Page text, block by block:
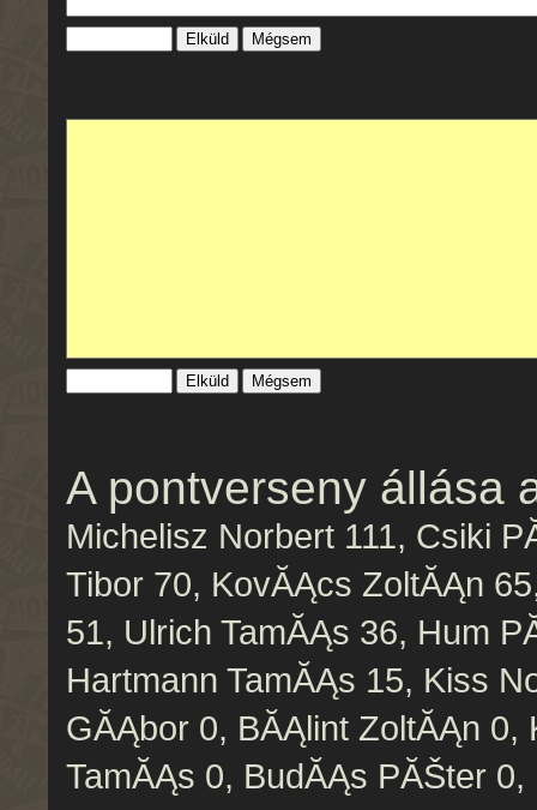
Mégsem
Mégsem
A pontverseny állása
Michelisz Norbert 111, Csiki
Tibor 70, KovĂĄcs ZoltĂĄn
51, Ulrich TamĂĄs 36, Hum
Hartmann TamĂĄs 15, Kiss
GĂĄbor 0, BĂĄlint ZoltĂĄn
TamĂĄs 0, BudĂĄs PĂŠter 0,